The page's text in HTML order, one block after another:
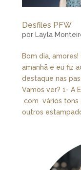
Desfiles PFW
por Layla
Bom dia,
amanhã e eu fiz
destaque nas
Vamos ver? 1- A
com vários tons
outros